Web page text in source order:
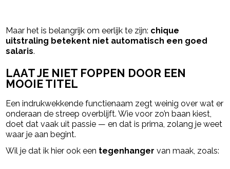
Maar het is belangrijk om eerlijk te zijn: chique
uitstraling betekent niet automatisch een goed
salaris.
LAAT JE NIET FOPPEN DOOR EEN
MOOIE TITEL
Een indrukwekkende functienaam zegt weinig over wat er
onderaan de streep overblijft. Wie voor zo’n baan kiest,
doet dat vaak uit passie — en dat is prima, zolang je weet
waar je aan begint.
Wil je dat ik hier ook een tegenhanger van maak, zoals: